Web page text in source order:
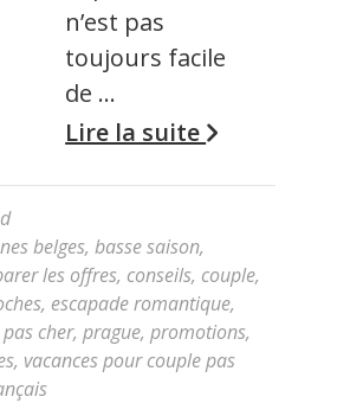
n’est pas
toujours facile
de …
Lire la suite
belges, basse saison,
les offres, conseils, couple,
, escapade romantique,
pas cher, prague, promotions,
, vacances pour couple pas